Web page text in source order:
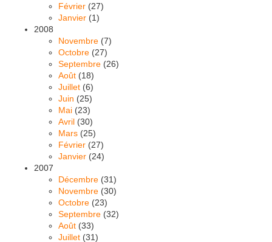
Février (27)
Janvier (1)
2008
Novembre (7)
Octobre (27)
Septembre (26)
Août (18)
Juillet (6)
Juin (25)
Mai (23)
Avril (30)
Mars (25)
Février (27)
Janvier (24)
2007
Décembre (31)
Novembre (30)
Octobre (23)
Septembre (32)
Août (33)
Juillet (31)